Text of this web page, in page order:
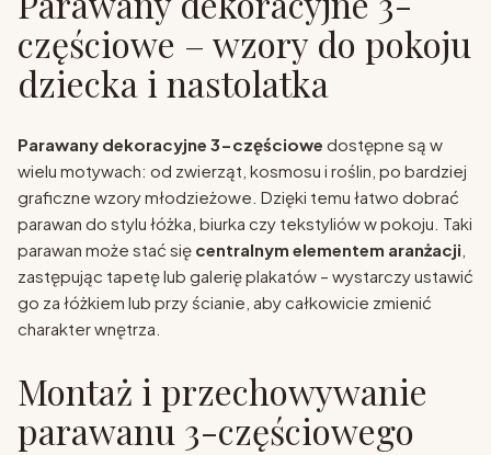
częściowe – wzory do pokoju
dziecka i nastolatka
Parawany dekoracyjne 3-częściowe dostępne są w
wielu motywach: od zwierząt, kosmosu i roślin, po bardziej
graficzne wzory młodzieżowe. Dzięki temu łatwo dobrać
parawan do stylu łóżka, biurka czy tekstyliów w pokoju. Taki
parawan może stać się centralnym elementem aranżacji
zastępując tapetę lub galerię plakatów – wystarczy ustawić
go za łóżkiem lub przy ścianie, aby całkowicie zmienić
charakter wnętrza.
Montaż i przechowywanie
parawanu 3-częściowego